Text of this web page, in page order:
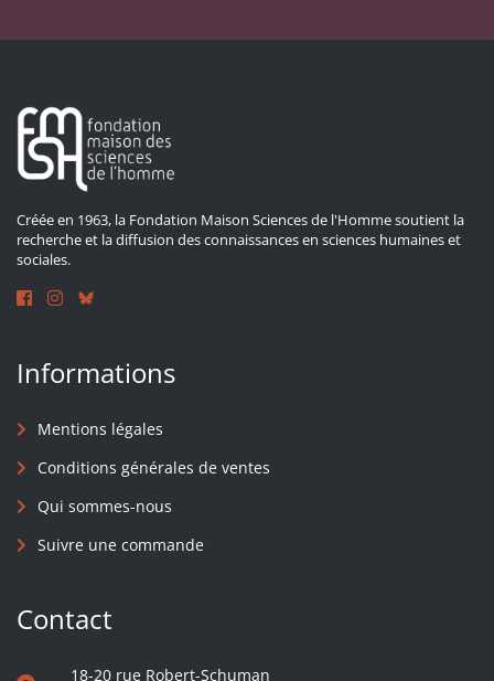
Créée en 1963, la Fondation Maison Sciences de l'Homme soutient la
recherche et la diffusion des connaissances en sciences humaines et
sociales.
Informations
Mentions légales
Conditions générales de ventes
Qui sommes-nous
Suivre une commande
Contact
18-20 rue Robert-Schuman